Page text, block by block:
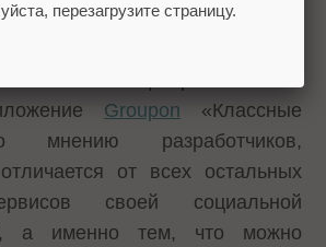
сервис Deals, позволяющий
Groupon «Классные
мнению разработчиков,
от всех остальных
своей социальной
а именно тем, что можно
перезагрузите страницу.